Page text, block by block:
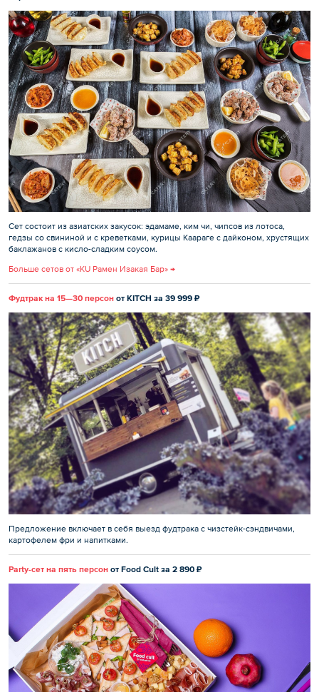
Сет состоит из азиатских закусок: эдамаме, ким чи, чипсов из лотоса,
гедзы со свининой и с креветками, курицы Каараге с дайконом, хрустящих
баклажанов с кисло-сладким соусом.
Больше сетов от «KU Рамен Изакая Бар» →
Фудтрак на 15—30 персон от KITCH за 39 999 ₽
Предложение включает в себя выезд фудтрака с чизстейк-сэндвичами,
картофелем фри и напитками.
Party-сет на пять персон от Food Cult за 2 890 ₽